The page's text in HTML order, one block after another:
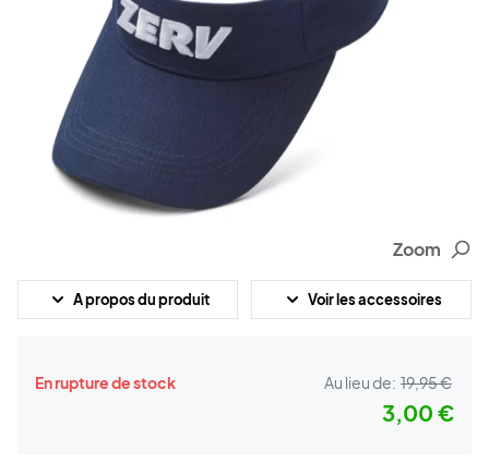
Zoom
A propos du produit Voir les accessoires
En rupture de stock Au lieu de: 19,95 €
3,00 €